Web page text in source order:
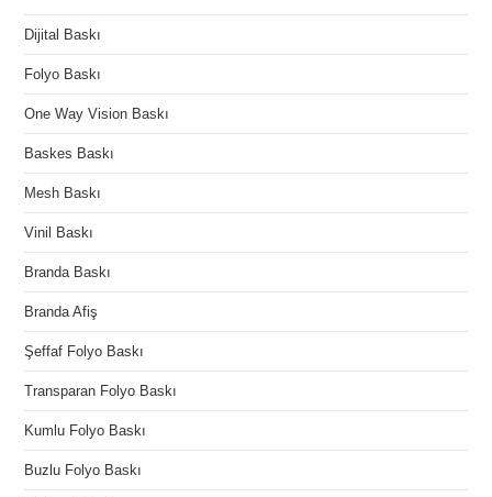
Dijital Baskı
Folyo Baskı
One Way Vision Baskı
Baskes Baskı
Mesh Baskı
Vinil Baskı
Branda Baskı
Branda Afiş
Şeffaf Folyo Baskı
Transparan Folyo Baskı
Kumlu Folyo Baskı
Buzlu Folyo Baskı